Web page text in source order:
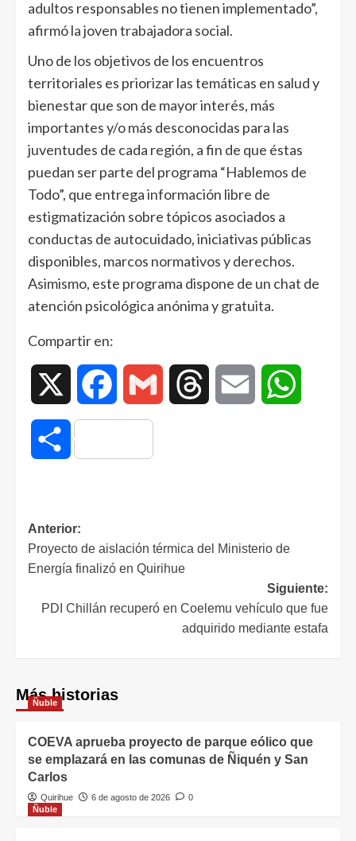
adultos responsables no tienen implementado”,
afirmó la joven trabajadora social.
Uno de los objetivos de los encuentros
territoriales es priorizar las temáticas en salud y
bienestar que son de mayor interés, más
importantes y/o más desconocidas para las
juventudes de cada región, a fin de que éstas
puedan ser parte del programa “Hablemos de
Todo”, que entrega información libre de
estigmatización sobre tópicos asociados a
conductas de autocuidado, iniciativas públicas
disponibles, marcos normativos y derechos.
Asimismo, este programa dispone de un chat de
atención psicológica anónima y gratuita.
Compartir en:
Facebook Gmail Threads Email
Compartir
Anterior:
Proyecto de aislación térmica del Ministerio de
Energía finalizó en Quirihue
Siguiente:
PDI Chillán recuperó en Coelemu vehículo que fue
adquirido mediante estafa
Más historias
Ñuble
COEVA aprueba proyecto de parque eólico que
se emplazará en las comunas de Ñiquén y San
Carlos
Quirihue 6 de agosto de 2026
0
Ñuble